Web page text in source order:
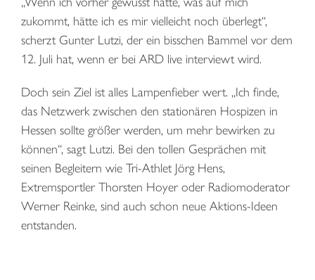
zukommt, hätte ich es mir vielleicht noch überlegt“,
scherzt Gunter Lutzi, der ein bisschen Bammel vor dem
12. Juli hat, wenn er bei ARD live interviewt wird.
Doch sein Ziel ist alles Lampenfieber wert. „Ich finde,
das Netzwerk zwischen den stationären Hospizen in
Hessen sollte größer werden, um mehr bewirken zu
können“, sagt Lutzi. Bei den tollen Gesprächen mit
seinen Begleitern wie Tri-Athlet Jörg Hens,
Extremsportler Thorsten Hoyer oder Radiomoderator
Werner Reinke, sind auch schon neue Aktions-Ideen
entstanden.